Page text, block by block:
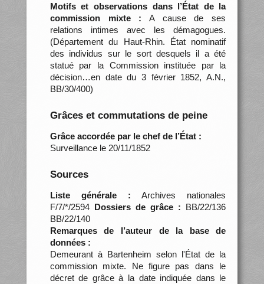
Motifs et observations dans l’État de la
commission mixte : A cause de ses
relations intimes avec les démagogues.
(Département du Haut-Rhin. État nominatif
des individus sur le sort desquels il a été
statué par la Commission instituée par la
décision…en date du 3 février 1852, A.N.,
BB/30/400)
Grâces et commutations de peine
Grâce accordée par le chef de l’État :
Surveillance le 20/11/1852
Sources
Liste générale : Archives nationales
F/7/*/2594 Dossiers de grâce : BB/22/136
BB/22/140
Remarques de l’auteur de la base de
données :
Demeurant à Bartenheim selon l'État de la
commission mixte. Ne figure pas dans le
décret de grâce à la date indiquée dans le